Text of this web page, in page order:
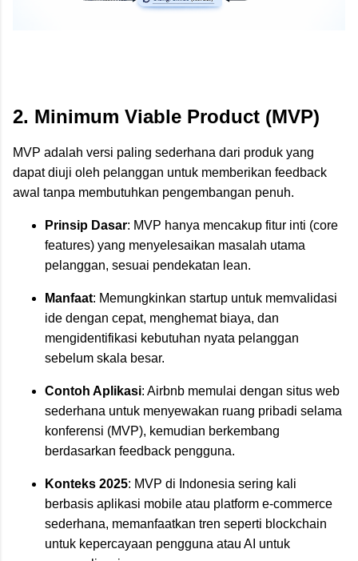
2. Minimum Viable Product (MVP)
MVP adalah versi paling sederhana dari produk yang
dapat diuji oleh pelanggan untuk memberikan feedback
awal tanpa membutuhkan pengembangan penuh.
Prinsip Dasar: MVP hanya mencakup fitur inti (core
features) yang menyelesaikan masalah utama
pelanggan, sesuai pendekatan lean.
Manfaat: Memungkinkan startup untuk memvalidasi
ide dengan cepat, menghemat biaya, dan
mengidentifikasi kebutuhan nyata pelanggan
sebelum skala besar.
Contoh Aplikasi: Airbnb memulai dengan situs web
sederhana untuk menyewakan ruang pribadi selama
konferensi (MVP), kemudian berkembang
berdasarkan feedback pengguna.
Konteks 2025: MVP di Indonesia sering kali
berbasis aplikasi mobile atau platform e-commerce
sederhana, memanfaatkan tren seperti blockchain
untuk kepercayaan pengguna atau AI untuk